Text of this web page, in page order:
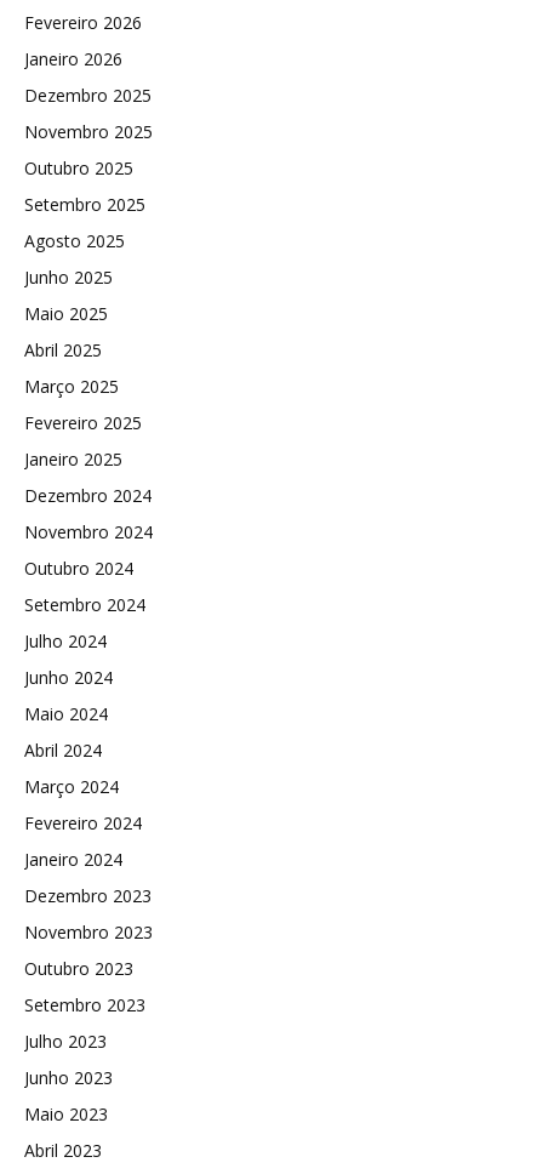
Fevereiro 2026
Janeiro 2026
Dezembro 2025
Novembro 2025
Outubro 2025
Setembro 2025
Agosto 2025
Junho 2025
Maio 2025
Abril 2025
Março 2025
Fevereiro 2025
Janeiro 2025
Dezembro 2024
Novembro 2024
Outubro 2024
Setembro 2024
Julho 2024
Junho 2024
Maio 2024
Abril 2024
Março 2024
Fevereiro 2024
Janeiro 2024
Dezembro 2023
Novembro 2023
Outubro 2023
Setembro 2023
Julho 2023
Junho 2023
Maio 2023
Abril 2023